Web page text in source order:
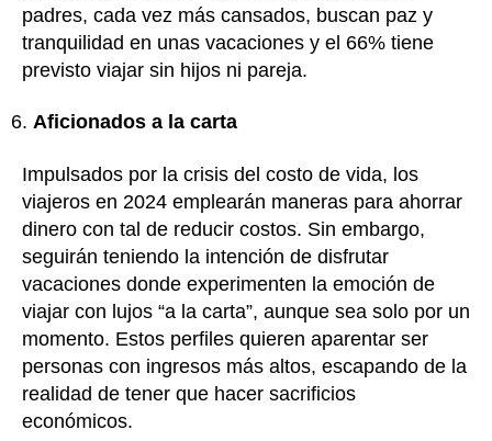
padres, cada vez más cansados, buscan paz y
tranquilidad en unas vacaciones y el 66% tiene
previsto viajar sin hijos ni pareja.
Aficionados a la carta
Impulsados por la crisis del costo de vida, los
viajeros en 2024 emplearán maneras para ahorrar
dinero con tal de reducir costos. Sin embargo,
seguirán teniendo la intención de disfrutar
vacaciones donde experimenten la emoción de
viajar con lujos “a la carta”, aunque sea solo por un
momento. Estos perfiles quieren aparentar ser
personas con ingresos más altos, escapando de la
realidad de tener que hacer sacrificios
económicos.